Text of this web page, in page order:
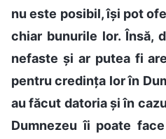
nu este posibil, își pot
chiar bunurile lor. Însă,
nefaste și ar putea fi
pentru credința lor în
au făcut datoria și în
Dumnezeu îi poate